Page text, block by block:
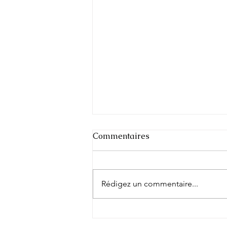
Commentaires
Rédigez un commentaire...